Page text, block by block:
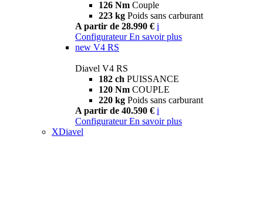
126 Nm Couple
223 kg Poids sans carburant
A partir de 28.990 € i
Configurateur En savoir plus
new V4 RS
Diavel V4 RS
182 ch PUISSANCE
120 Nm COUPLE
220 kg Poids sans carburant
A partir de 40.590 € i
Configurateur En savoir plus
XDiavel